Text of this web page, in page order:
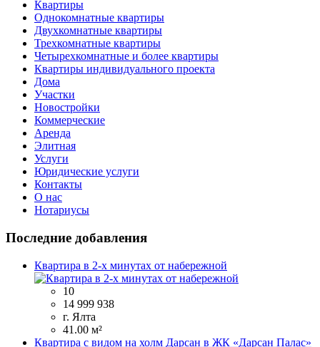
Квартиры
Однокомнатные квартиры
Двухкомнатные квартиры
Трехкомнатные квартиры
Четырехкомнатные и более квартиры
Квартиры индивидуального проекта
Дома
Участки
Новостройки
Коммерческие
Аренда
Элитная
Услуги
Юридические услуги
Контакты
О нас
Нотариусы
Последние добавления
Квартира в 2-х минутах от набережной
10
14 999 938
г. Ялта
41.00 м²
Квартира с видом на холм Дарсан в ЖК «Дарсан Палас»